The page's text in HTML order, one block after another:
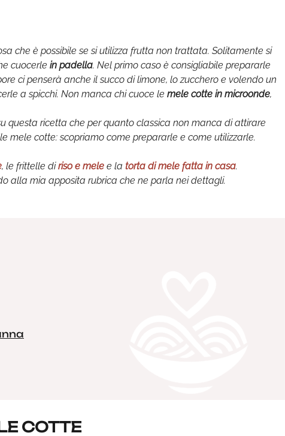
che è possibile se si utilizza frutta non trattata. Solitamente si
cuocerle in padella. Nel primo caso è consigliabile prepararle
ci penserà anche il succo di limone, lo zucchero e volendo un
a spicchi. Non manca chi cuoce le mele cotte in microonde,
questa ricetta che per quanto classica non manca di attirare
mele cotte: scopriamo come prepararle e come utilizzarle.
, le frittelle diriso e mele e la torta di mele fatta in casa.
alla mia apposita rubrica che ne parla nei dettagli.
COTTE